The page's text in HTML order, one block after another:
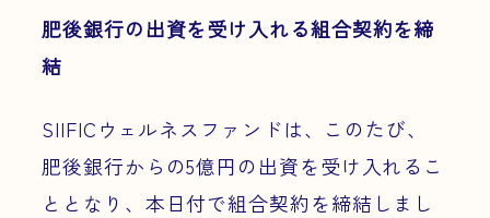
肥後銀行の出資を受け入れる組合契約を締
結
SIIFICウェルネスファンドは、このたび、
肥後銀行からの5億円の出資を受け入れるこ
ととなり、本日付で組合契約を締結しまし